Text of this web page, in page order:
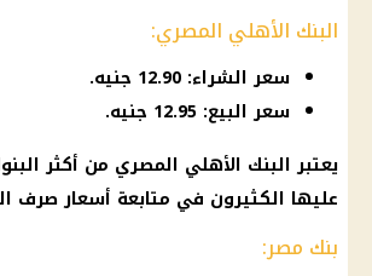
البنك الأهلي المصري:
سعر الشراء: 12.90 جنيه.
سعر البيع: 12.95 جنيه.
يعتبرالبنك الأهلي المصري من أكثر
عليها الكثيرون في متابعة أسعار صرف
بنك مصر: